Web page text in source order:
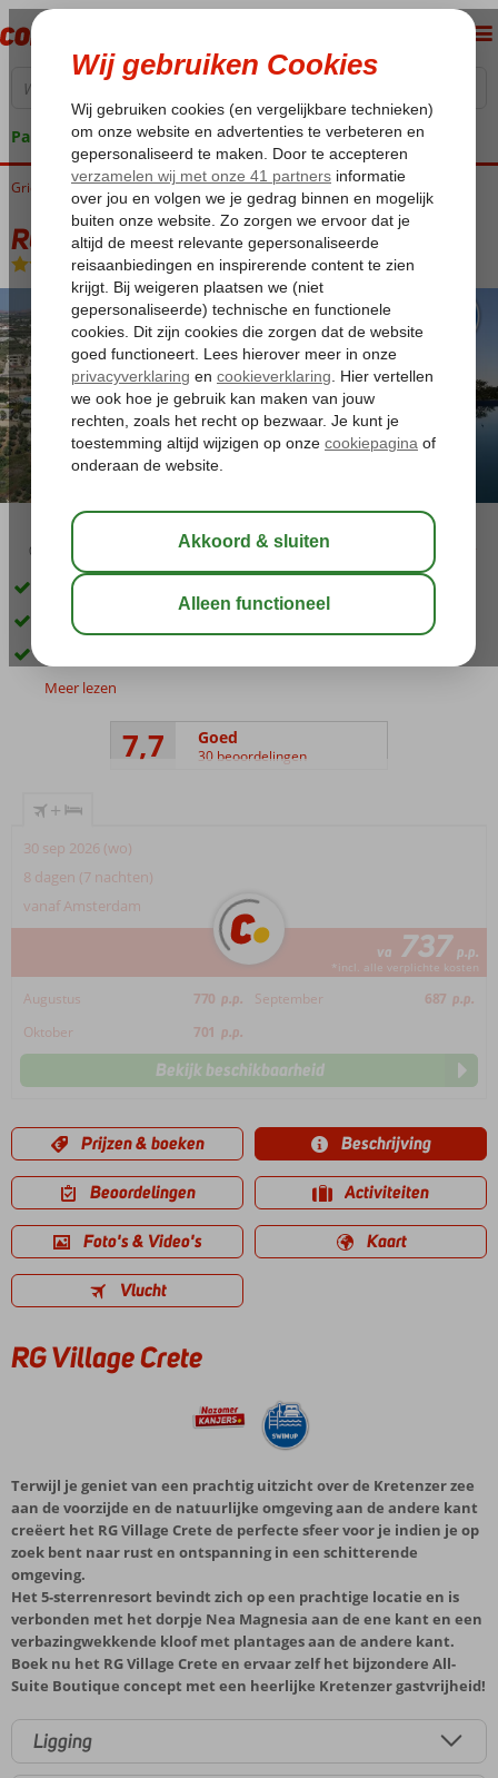
Pakketgarantie
Home
Griekenland Kreta Stavromenos RG Village Crete
RG Village Crete
All Inclusive-Hotel
03:30
Privégedeelte op het strand
Bijzonder All-Suite Boutique concept
Meer lezen
7,7 Goed
30 beoordelingen
+
30 sep 2026 (wo)
8 dagen (7 nachten)
vanaf Amsterdam
va 737 p.p.
*incl. alle verplichte kosten
Augustus 770 p.p. September 687 p.p.
Oktober
701 p.p.
Bekijk beschikbaarheid
Prijzen & boeken Beschrijving
Beoordelingen Activiteiten
Foto's & Video's Kaart
Vlucht
RG Village Crete
Terwijl je geniet van een prachtig uitzicht over de Kretenzer zee
aan de voorzijde en de natuurlijke omgeving aan de andere kant
creëert het RG Village Crete de perfecte sfeer voor je indien je op
zoek bent naar rust en ontspanning in een schitterende
omgeving.
Het 5-sterrenresort bevindt zich op een prachtige locatie en is
verbonden met het dorpje Nea Magnesia aan de ene kant en een
verbazingwekkende kloof met plantages aan de andere kant.
Boek nu het RG Village Crete en ervaar zelf het bijzondere All-
Suite Boutique concept met een heerlijke Kretenzer gastvrijheid!
Ligging